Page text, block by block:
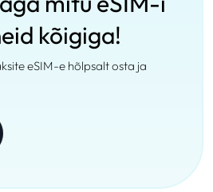
kõigiga!
eSIM-e hõlpsalt osta ja